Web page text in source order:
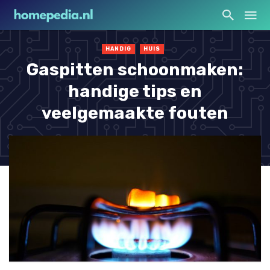
HANDIG HUIS
Gaspitten schoonmaken:
handige tips en
veelgemaakte fouten